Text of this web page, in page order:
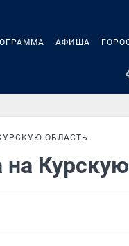
АФИША
ОБЛАСТЬ
на